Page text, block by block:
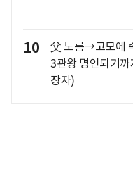
10
父 노름→고모에
3관왕 명인되기
장자)